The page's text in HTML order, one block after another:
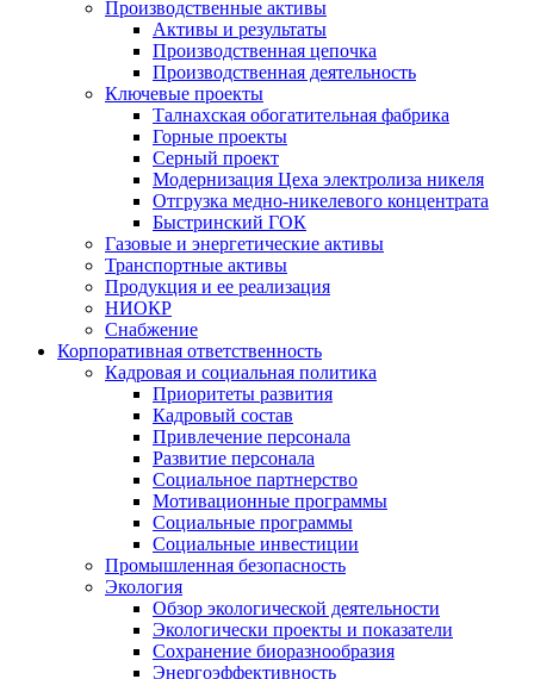
Производственные активы
Активы и результаты
Производственная цепочка
Производственная деятельность
Ключевые проекты
Талнахская обогатительная фабрика
Горные проекты
Серный проект
Модернизация Цеха электролиза никеля
Отгрузка медно-никелевого концентрата
Быстринский ГОК
Газовые и энергетические активы
Транспортные активы
Продукция и ее реализация
НИОКР
Снабжение
Корпоративная ответственность
Кадровая и социальная политика
Приоритеты развития
Кадровый состав
Привлечение персонала
Развитие персонала
Социальное партнерство
Мотивационные программы
Социальные программы
Социальные инвестиции
Промышленная безопасность
Экология
Обзор экологической деятельности
Экологически проекты и показатели
Сохранение биоразнообразия
Энергоэффективность